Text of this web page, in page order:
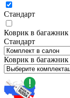
Стандарт
Коврик в багажник
Стандарт
Коврик в багажник